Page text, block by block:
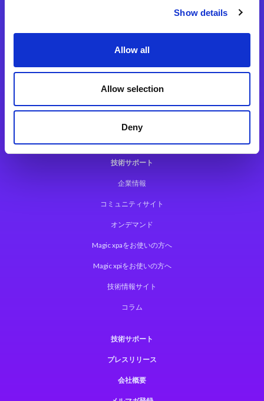
Show details
Allow all
Allow selection
Deny
Magic xpa関連ソフトウェア
Magic xpi
Magic xpi製品詳細
Magic xpi購入後手続きのご案内
Magic xpi Cloud Gateway
技術サポート
企業情報
コミュニティサイト
オンデマンド
Magic xpaをお使いの方へ
Magic xpiをお使いの方へ
技術情報サイト
コラム
技術サポート
プレスリリース
会社概要